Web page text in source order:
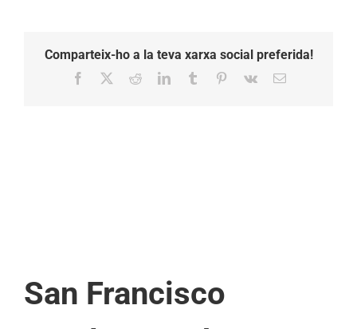
Comparteix-ho a la teva xarxa social preferida!
Facebook RedditLinkedInTumblr Pinterest
Vk Email:
San Francisco